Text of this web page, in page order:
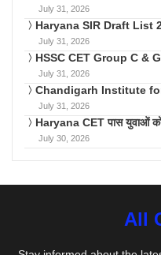
July 31, 2026
Haryana SIR Draft List
July 31, 2026
HSSC CET Group C &
July 31, 2026
Chandigarh Institute
July 31, 2026
Haryana CET पास युवाओं
July 30, 2026
All